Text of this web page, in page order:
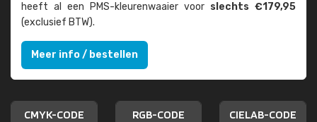
heeft al een PMS-kleuren­waaier voor slechts €179,95
(exclusief BTW).
Meer info / bestellen
CMYK-CODE RGB-CODE CIELAB-CODE